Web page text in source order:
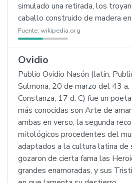
simulado una retirada, los
caballo construido de madera
Fuente: wikipedia.org
Ovidio
Publio Ovidio Nasón (latín:
Sulmona, 20 de marzo del 43 a.
Constanza, 17 d. C) fue un
más conocidas son Arte de
ambas en verso; la segunda
mitológicos procedentes del
adaptados a la cultura latina de
gozaron de cierta fama las
grandes enamoradas, y sus